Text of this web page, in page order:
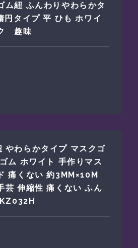
ム紐 ふんわりやわらかタ
円タイプ 平 ひも ホワイ
趣味
やわらかタイプ マスクゴ
ム ホワイト 手作りマス
痛くない 約3MM×10M
芸 伸縮性 痛くない ふん